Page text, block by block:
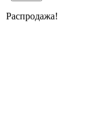
Распродажа!